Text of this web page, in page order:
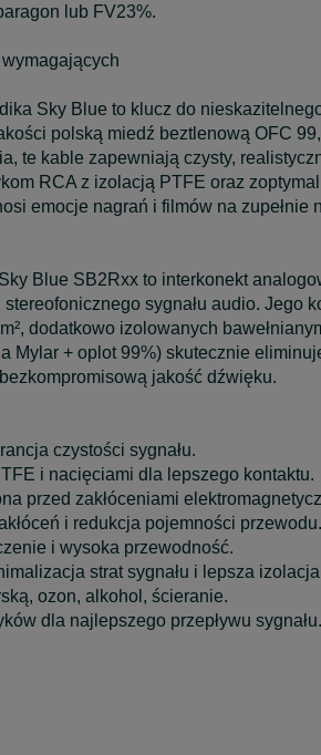
lub FV23%.
Sky Blue to klucz do
polską miedź beztlenową OFC
te kable zapewniają czysty,
RCA z izolacją PTFE oraz
emocje nagrań i filmów na zupełnie
Blue SB2Rxx to interkonekt
sygnału audio. Jego
dodatkowo izolowanych
+ oplot 99%) skutecznie
jakość dźwięku.
czystości sygnału.
i nacięciami dla lepszego kontaktu.
przed zakłóceniami
i redukcja pojemności przewodu.
i wysoka przewodność.
strat sygnału i lepsza
ozon, alkohol, ścieranie.
dla najlepszego przepływu sygnału.